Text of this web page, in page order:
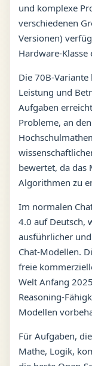
und komplexe
verschiedenen
Versionen)
Hardware-
Die 70B-
Leistung und
Aufgaben
Probleme, an
bewertet, da das
Algorithmen zu
Im normalen
4.0 auf Deutsch,
ausführlicher
Chat-Modellen.
freie
Welt Anfang
Reasoning-
Modellen
Für Aufgaben,
Mathe, Logik,